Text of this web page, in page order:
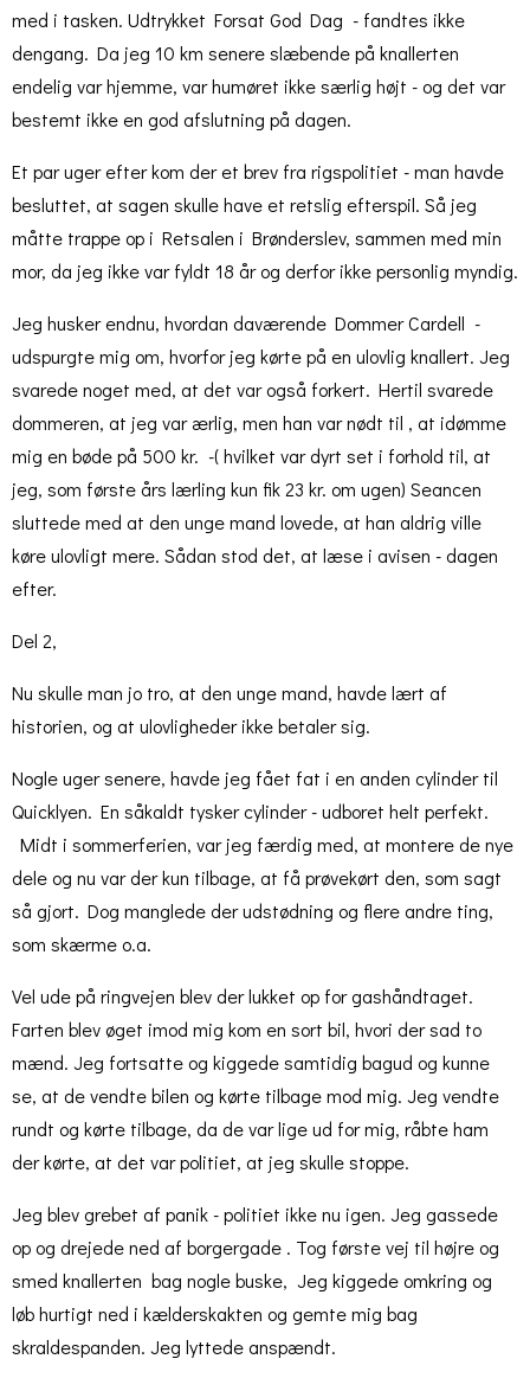
med i tasken. Udtrykket Forsat God Dag - fandtes ikke
dengang. Da jeg 10 km senere slæbende på knallerten
endelig var hjemme, var humøret ikke særlig højt - og det var
bestemt ikke en god afslutning på dagen.
Et par uger efter kom der et brev fra rigspolitiet - man havde
besluttet, at sagen skulle have et retslig efterspil. Så jeg
måtte trappe op i Retsalen i Brønderslev, sammen med min
mor, da jeg ikke var fyldt 18 år og derfor ikke personlig myndig.
Jeg husker endnu, hvordan daværende Dommer Cardell -
udspurgte mig om, hvorfor jeg kørte på en ulovlig knallert. Jeg
svarede noget med, at det var også forkert. Hertil svarede
dommeren, at jeg var ærlig, men han var nødt til , at idømme
mig en bøde på 500 kr. -( hvilket var dyrt set i forhold til, at
jeg, som første års lærling kun fik 23 kr. om ugen) Seancen
sluttede med at den unge mand lovede, at han aldrig ville
køre ulovligt mere. Sådan stod det, at læse i avisen - dagen
efter.
Del 2,
Nu skulle man jo tro, at den unge mand, havde lært af
historien, og at ulovligheder ikke betaler sig.
Nogle uger senere, havde jeg fået fat i en anden cylinder til
Quicklyen. En såkaldt tysker cylinder - udboret helt perfekt.
Midt i sommerferien, var jeg færdig med, at montere de nye
dele og nu var der kun tilbage, at få prøvekørt den, som sagt
så gjort. Dog manglede der udstødning og flere andre ting,
som skærme o.a.
Vel ude på ringvejen blev der lukket op for gashåndtaget.
Farten blev øget imod mig kom en sort bil, hvori der sad to
mænd. Jeg fortsatte og kiggede samtidig bagud og kunne
se, at de vendte bilen og kørte tilbage mod mig. Jeg vendte
rundt og kørte tilbage, da de var lige ud for mig, råbte ham
der kørte, at det var politiet, at jeg skulle stoppe.
Jeg blev grebet af panik - politiet ikke nu igen. Jeg gassede
op og drejede ned af borgergade . Tog første vej til højre og
smed knallerten bag nogle buske, Jeg kiggede omkring og
løb hurtigt ned i kælderskakten og gemte mig bag
skraldespanden. Jeg lyttede anspændt.